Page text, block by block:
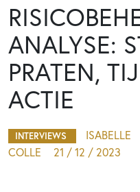
ANALYSE:
PRATEN,
ACTIE
INTERVIEWS
ISABELLE
COLLE
21 / 12 / 2023